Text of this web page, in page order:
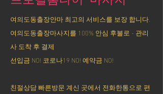
여의도동출장안마 최고의 서비스를 보장 합니다.
여의도동출장마사지를 100% 안심 후불로 - 관리
사 도착 후 결제
선입금 NO! 코로나19 NO! 예약금 NO!
친절상담 빠른방문 계신 곳에서 전화한통으로 편